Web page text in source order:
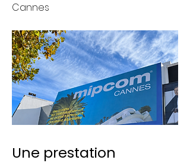
Cannes
Une prestation